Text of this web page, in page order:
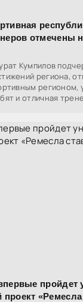
отмечены
Кумпилов
региона,
регионом,
и отличная
пройдет